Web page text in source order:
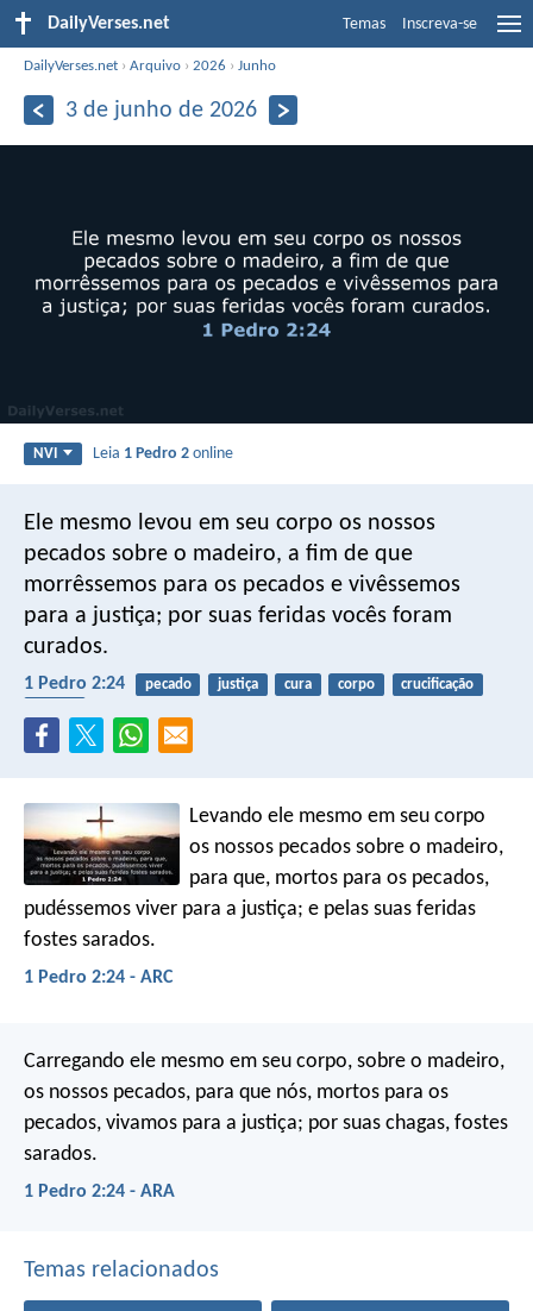
DailyVerses.net Temas Inscreva-se
DailyVerses.net ›Arquivo ›2026 ›Junho
3 de junho de 2026
NVI Leia 1 Pedro 2 online
Ele mesmo levou em seu corpo os nossos
pecados sobre o madeiro, a fim de que
morrêssemos para os pecados e vivêssemos
para a justiça; por suas feridas vocês foram
curados.
1 Pedro 2:24 pecado justiça cura corpo
crucificação
Levando ele mesmo em seu corpo
os nossos pecados sobre o madeiro,
para que, mortos para os pecados,
pudéssemos viver para a justiça; e pelas suas feridas
fostes sarados.
1 Pedro 2:24 - ARC
Carregando ele mesmo em seu corpo, sobre o madeiro,
os nossos pecados, para que nós, mortos para os
pecados, vivamos para a justiça; por suas chagas, fostes
sarados.
1 Pedro 2:24 - ARA
Temas relacionados